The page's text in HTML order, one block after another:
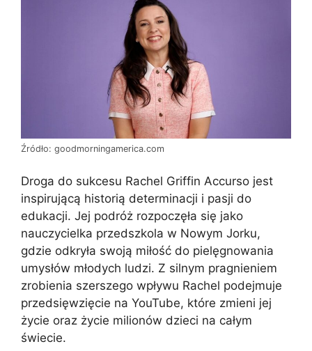
Źródło: goodmorningamerica.com
Droga do sukcesu Rachel Griffin Accurso jest
inspirującą historią determinacji i pasji do
edukacji. Jej podróż rozpoczęła się jako
nauczycielka przedszkola w Nowym Jorku,
gdzie odkryła swoją miłość do pielęgnowania
umysłów młodych ludzi. Z silnym pragnieniem
zrobienia szerszego wpływu Rachel podejmuje
przedsięwzięcie na YouTube, które zmieni jej
życie oraz życie milionów dzieci na całym
świecie.